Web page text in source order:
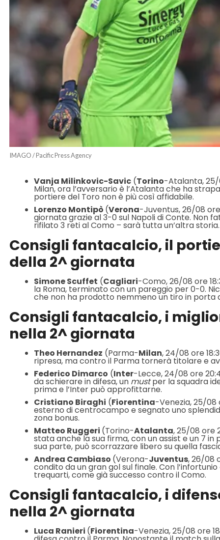
IMAGO / Pacific Press Agency
Vanja Milinkovic-Savic(Torino-Atalanta, 25/
Milan, ora l’avversario è l’Atalanta che ha
portiere del Toro non è più così affidabile.
Lorenzo Montipò (Verona-Juventus, 26/08
giornata grazie al 3-0 sul Napoli di Conte. Non
rifilato 3 reti al Como – sarà tutta un’altra storia.
Consigli fantacalcio, il
della 2^ giornata
Simone Scuffet (Cagliari-Como, 26/08 ore
la Roma, terminato con un pareggio per 0-0.
che non ha prodotto nemmeno un tiro in porta
Consigli fantacalcio, i
nella 2^ giornata
Theo Hernandez (Parma-Milan, 24/08 ore
ripresa, ma contro il Parma tornerà titolare e
Federico Dimarco (Inter-Lecce, 24/08 ore
da schierare in difesa, un mustper la squadra
prima e l’Inter può approfittarne.
Cristiano Biraghi (Fiorentina-Venezia, 25/08
esterno di centrocampo e segnato uno
zona bonus.
Matteo Ruggeri (Torino-Atalanta, 25/08 ore
stata anche la sua firma, con un assist e un 7
sua parte, può scorrazzare libero su quella
Andrea Cambiaso (Verona-Juventus, 26/08
condito da un gran gol sul finale. Con
trequarti, come già successo contro il Como.
Consigli fantacalcio, i
nella 2^ giornata
Luca Ranieri (Fiorentina-Venezia, 25/08 ore